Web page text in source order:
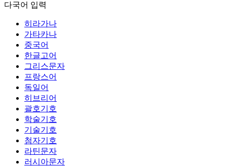
다국어 입력
히라가나
가타카나
중국어
한글고어
그리스문자
프랑스어
독일어
히브리어
괄호기호
학술기호
기술기호
첨자기호
라틴문자
러시아문자